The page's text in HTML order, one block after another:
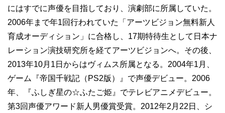
にはすでに声優を目指しており、演劇部に所属していた。
2006年まで年1回行われていた「アーツビジョン無料新人
育成オーディション」に合格し、17期特待生として日本ナ
レーション演技研究所を経てアーツビジョンへ。その後、
2013年10月1日からはヴィムス所属となる。2004年1月、
ゲーム『帝国千戦記（PS2版）』で声優デビュー。2006
年、『ふしぎ星の☆ふたご姫』でテレビアニメデビュー。
第3回声優アワード新人男優賞受賞。2012年2月22日、シ